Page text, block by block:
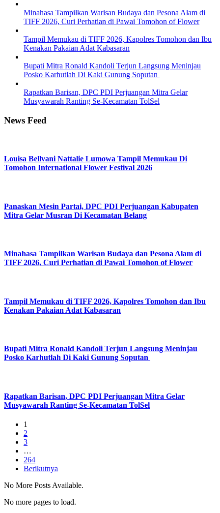
Minahasa Tampilkan Warisan Budaya dan Pesona Alam di
TIFF 2026, Curi Perhatian di Pawai Tomohon of Flower
Tampil Memukau di TIFF 2026, Kapolres Tomohon dan Ibu
Kenakan Pakaian Adat Kabasaran
Bupati Mitra Ronald Kandoli Terjun Langsung Meninjau
Posko Karhutlah Di Kaki Gunung Soputan
Rapatkan Barisan, DPC PDI Perjuangan Mitra Gelar
Musyawarah Ranting Se-Kecamatan TolSel
News Feed
Louisa Bellvani Nattalie Lumowa Tampil Memukau Di
Tomohon International Flower Festival 2026
Panaskan Mesin Partai, DPC PDI Perjuangan Kabupaten
Mitra Gelar Musran Di Kecamatan Belang
Minahasa Tampilkan Warisan Budaya dan Pesona Alam di
TIFF 2026, Curi Perhatian di Pawai Tomohon of Flower
Tampil Memukau di TIFF 2026, Kapolres Tomohon dan Ibu
Kenakan Pakaian Adat Kabasaran
Bupati Mitra Ronald Kandoli Terjun Langsung Meninjau
Posko Karhutlah Di Kaki Gunung Soputan
Rapatkan Barisan, DPC PDI Perjuangan Mitra Gelar
Musyawarah Ranting Se-Kecamatan TolSel
1
2
3
…
264
Berikutnya
No More Posts Available.
No more pages to load.